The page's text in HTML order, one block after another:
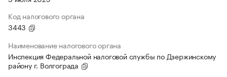
Код налогового органа
3443
Наименование налогового органа
Инспекция Федеральной налоговой службы по Дзержинскому
району г. Волгограда